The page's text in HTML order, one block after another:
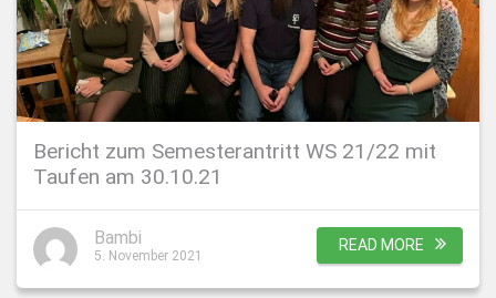
Bericht zum Semesterantritt WS 21/22 mit
Taufen am 30.10.21
READ MORE
Bambi
5. November 2021